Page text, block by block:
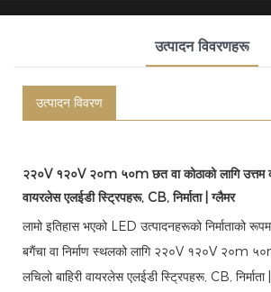
उत्पादन विवरणहरू
उत्पादन विवरण
२२०V १२०V २०m ५०m छत वा कोठाको लागि उत्तम
वायरलेस एलईडी स्ट्रिपहरू, CB, निर्माता | ग्लैमर
लामो इतिहास भएको LED उत्पादनहरूको निर्माताको
बगैंचा वा निर्माण स्थलको लागि २२०V १२०V २०m
लचिलो बाहिरी वायरलेस एलईडी स्ट्रिपहरू, CB,